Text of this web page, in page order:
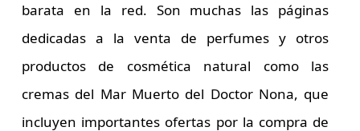
barata en la red. Son muchas las páginas
dedicadas a la venta de perfumes y otros
productos de cosmética natural como las
cremas del Mar Muerto del Doctor Nona, que
incluyen importantes ofertas por la compra de